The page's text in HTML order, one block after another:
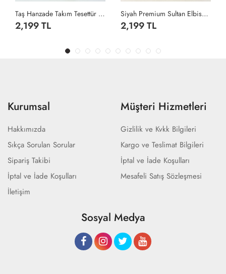
Taş Hanzade Takım Tesettür Giyim Taş Rengi
2,199 TL
Siyah Premium Sultan Elbise Tesettür Giyim Siyah
2,199 TL
Kurumsal
Hakkımızda
Sıkça Sorulan Sorular
Sipariş Takibi
İptal ve İade Koşulları
İletişim
Müşteri Hizmetleri
Gizlilik ve Kvkk Bilgileri
Kargo ve Teslimat Bilgileri
İptal ve İade Koşulları
Mesafeli Satış Sözleşmesi
Sosyal Medya